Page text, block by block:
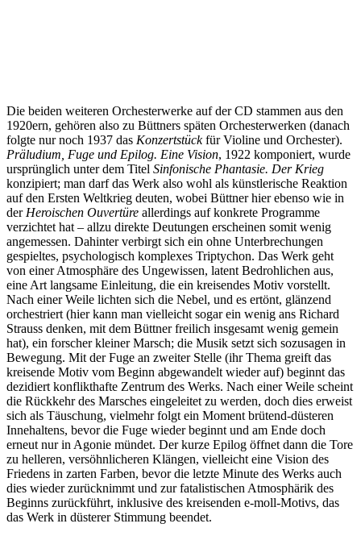
Die beiden weiteren Orchesterwerke auf der CD stammen aus den
1920ern, gehören also zu Büttners späten Orchesterwerken (danach
folgte nur noch 1937 das Konzertstückfür Violine und Orchester).
Präludium, Fuge und Epilog. Eine Vision, 1922 komponiert, wurde
ursprünglich unter dem Titel Sinfonische Phantasie. Der Krieg
konzipiert; man darf das Werk also wohl als künstlerische Reaktion
auf den Ersten Weltkrieg deuten, wobei Büttner hier ebenso wie in
der Heroischen Ouvertüre allerdings auf konkrete Programme
verzichtet hat – allzu direkte Deutungen erscheinen somit wenig
angemessen. Dahinter verbirgt sich ein ohne Unterbrechungen
gespieltes, psychologisch komplexes Triptychon. Das Werk geht
von einer Atmosphäre des Ungewissen, latent Bedrohlichen aus,
eine Art langsame Einleitung, die ein kreisendes Motiv vorstellt.
Nach einer Weile lichten sich die Nebel, und es ertönt, glänzend
orchestriert (hier kann man vielleicht sogar ein wenig ans Richard
Strauss denken, mit dem Büttner freilich insgesamt wenig gemein
hat), ein forscher kleiner Marsch; die Musik setzt sich sozusagen in
Bewegung. Mit der Fuge an zweiter Stelle (ihr Thema greift das
kreisende Motiv vom Beginn abgewandelt wieder auf) beginnt das
dezidiert konflikthafte Zentrum des Werks. Nach einer Weile scheint
die Rückkehr des Marsches eingeleitet zu werden, doch dies erweist
sich als Täuschung, vielmehr folgt ein Moment brütend-düsteren
Innehaltens, bevor die Fuge wieder beginnt und am Ende doch
erneut nur in Agonie mündet. Der kurze Epilog öffnet dann die Tore
zu helleren, versöhnlicheren Klängen, vielleicht eine Vision des
Friedens in zarten Farben, bevor die letzte Minute des Werks auch
dies wieder zurücknimmt und zur fatalistischen Atmosphärik des
Beginns zurückführt, inklusive des kreisenden e-moll-Motivs, das
das Werk in düsterer Stimmung beendet.